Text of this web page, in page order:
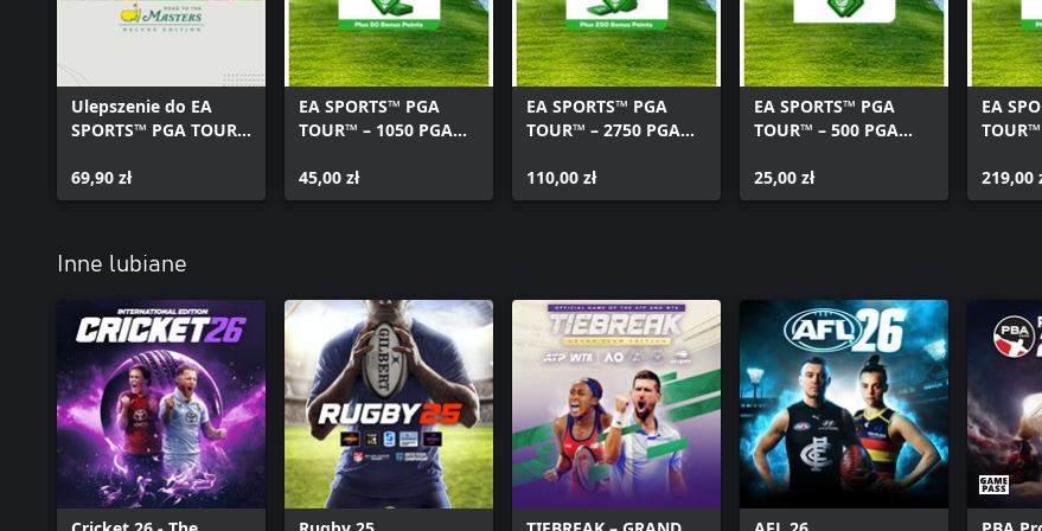
Obowiązują warunki i ograniczenia. Szczegółowe informacje dostępne są pod adresem
Ulepszenie do EA
SPORTS™ PGA TOUR™
69,90 zł
EA SPORTS™ PGA
TOUR™ – 1050 PGA
45,00 zł
EA SPORTS™ PGA
TOUR™ – 2750 PGA
110,00 zł
EA SPORTS™ PGA
TOUR™ – 500 PGA
25,00 zł
EA
219,00
Inne lubiane